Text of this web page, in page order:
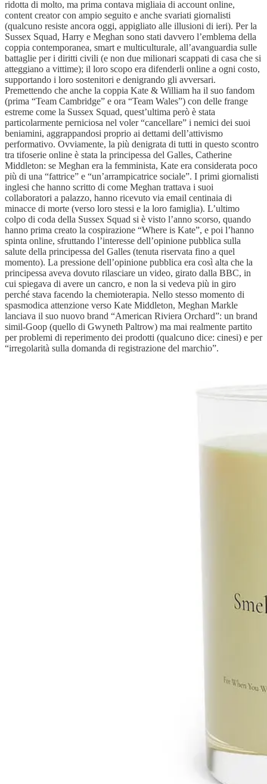
ridotta di molto, ma prima contava migliaia di account online,
content creator con ampio seguito e anche svariati giornalisti
(qualcuno resiste ancora oggi, appigliato alle illusioni di ieri). Per la
Sussex Squad, Harry e Meghan sono stati davvero l’emblema della
coppia contemporanea, smart e multiculturale, all’avanguardia sulle
battaglie per i diritti civili (e non due milionari scappati di casa che si
atteggiano a vittime); il loro scopo era difenderli online a ogni costo,
supportando i loro sostenitori e denigrando gli avversari.
Premettendo che anche la coppia Kate & William ha il suo fandom
(prima “Team Cambridge” e ora “Team Wales”) con delle frange
estreme come la Sussex Squad, quest’ultima però è stata
particolarmente perniciosa nel voler “cancellare” i nemici dei suoi
beniamini, aggrappandosi proprio ai dettami dell’attivismo
performativo. Ovviamente, la più denigrata di tutti in questo scontro
tra tifoserie online è stata la principessa del Galles, Catherine
Middleton: se Meghan era la femminista, Kate era considerata poco
più di una “fattrice” e “un’arrampicatrice sociale”. I primi giornalisti
inglesi che hanno scritto di come Meghan trattava i suoi
collaboratori a palazzo, hanno ricevuto via email centinaia di
minacce di morte (verso loro stessi e la loro famiglia). L’ultimo
colpo di coda della Sussex Squad si è visto l’anno scorso, quando
hanno prima creato la cospirazione “Where is Kate”, e poi l’hanno
spinta online, sfruttando l’interesse dell’opinione pubblica sulla
salute della principessa del Galles (tenuta riservata fino a quel
momento). La pressione dell’opinione pubblica era così alta che la
principessa aveva dovuto rilasciare un video, girato dalla BBC, in
cui spiegava di avere un cancro, e non la si vedeva più in giro
perché stava facendo la chemioterapia. Nello stesso momento di
spasmodica attenzione verso Kate Middleton, Meghan Markle
lanciava il suo nuovo brand “American Riviera Orchard”: un brand
simil-Goop (quello di Gwyneth Paltrow) ma mai realmente partito
per problemi di reperimento dei prodotti (qualcuno dice: cinesi) e per
“irregolarità sulla domanda di registrazione del marchio”.